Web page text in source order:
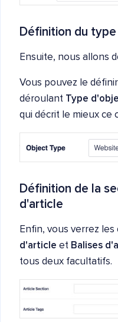
Définition du
Ensuite, nous allons
Vous pouvez le
déroulant Type
qui décrit le mieux ce
Définition de la
d'article
Enfin, vous verrez les
d'article et Balises
tous deux facultatifs.